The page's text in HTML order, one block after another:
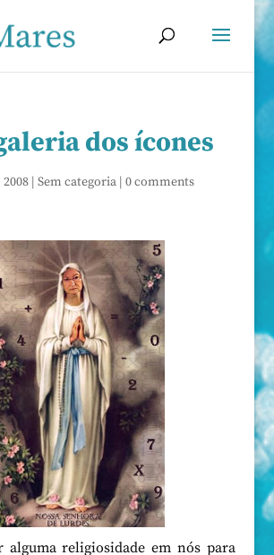
dos ícones
2008| Sem categoria| 0 comments
alguma religiosidade em nós para